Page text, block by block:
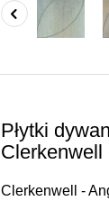
Płytki
Clerkenwell
Clerkenwell -